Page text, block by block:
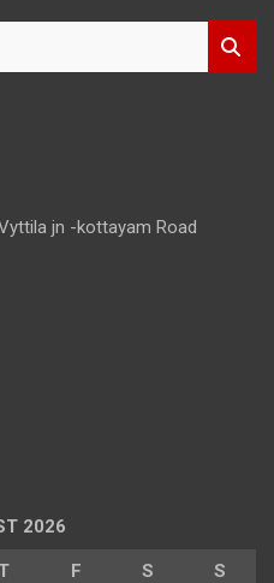
jn -kottayam Road
2026
T F S S